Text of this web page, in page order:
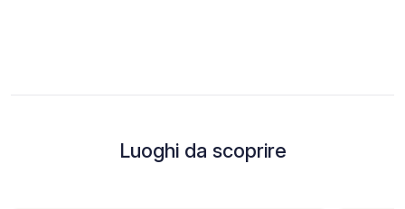
Luoghi da scoprire